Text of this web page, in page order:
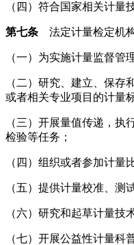
（四）符合国家相关计量
第七条 法定计量检定机
（一）为实施计量监督管
（二）研究、建立、保存
或者相关专业项目的计量
（三）开展量值传递，执
检验等任务；
（四）组织或者参加计量
（五）提供计量校准、测
（六）研究和起草计量技
（七）开展公益性计量科